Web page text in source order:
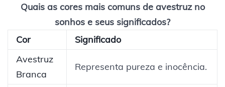
Quais as cores mais comuns de avestruz no
sonhos e seus significados?
Cor
Significado
Avestruz
Branca
Representa pureza e inocência.